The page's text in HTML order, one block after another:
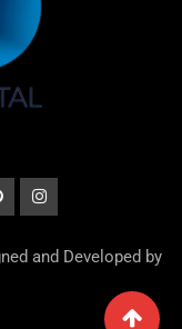
and Developed by